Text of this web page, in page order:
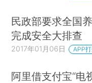
民政部要求全国
完成安全大排查
2017年01月06日 APP
阿里借支付宝“电